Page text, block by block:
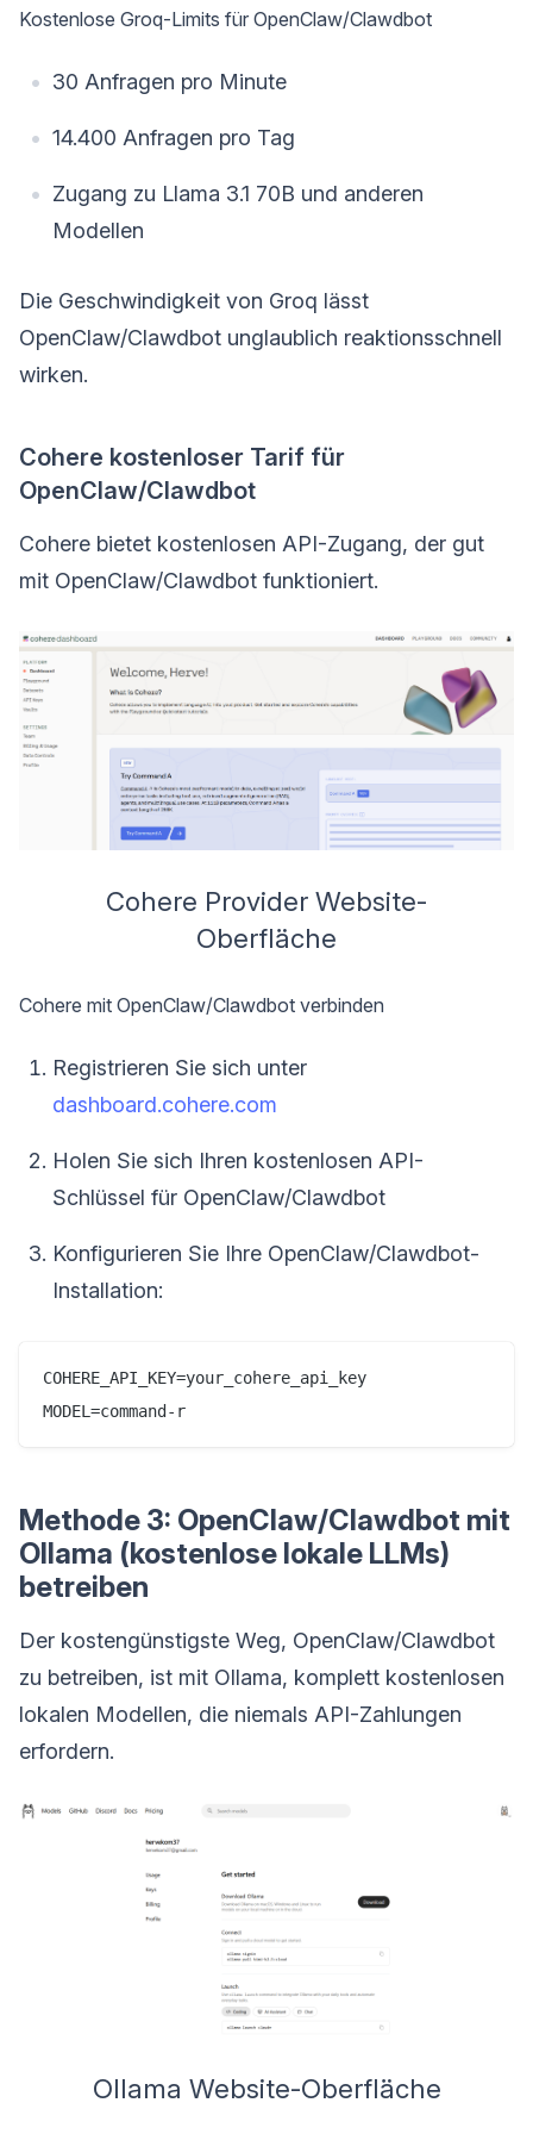
Kostenlose Groq-Limits für OpenClaw/Clawdbot
30 Anfragen pro Minute
14.400 Anfragen pro Tag
Zugang zu Llama 3.1 70B und anderen
Modellen
Die Geschwindigkeit von Groq lässt
OpenClaw/Clawdbot unglaublich reaktionsschnell
wirken.
Cohere kostenloser Tarif für
OpenClaw/Clawdbot
Cohere bietet kostenlosen API-Zugang, der gut
mit OpenClaw/Clawdbot funktioniert.
Cohere Provider Website-
Oberfläche
Cohere mit OpenClaw/Clawdbot verbinden
Registrieren Sie sich unter
dashboard.cohere.com
Holen Sie sich Ihren kostenlosen API-
Schlüssel für OpenClaw/Clawdbot
Konfigurieren Sie Ihre OpenClaw/Clawdbot-
Installation:
COHERE_API_KEY=your_cohere_api_key
Methode 3: OpenClaw/Clawdbot mit
Ollama (kostenlose lokale LLMs)
betreiben
Der kostengünstigste Weg, OpenClaw/Clawdbot
zu betreiben, ist mit Ollama, komplett kostenlosen
lokalen Modellen, die niemals API-Zahlungen
erfordern.
Ollama Website-Oberfläche